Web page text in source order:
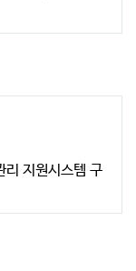
리 지원시스템 구